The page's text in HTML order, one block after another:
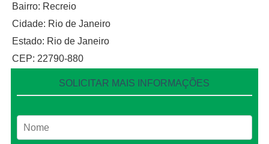
Bairro: Recreio
Cidade: Rio de Janeiro
Estado: Rio de Janeiro
CEP: 22790-880
SOLICITAR MAIS INFORMAÇÕES